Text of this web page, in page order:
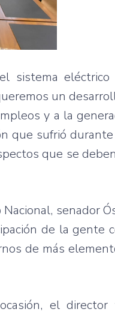
eléctrico
un
y a la
que sufrió
que se
senador
de la gente
de más
el